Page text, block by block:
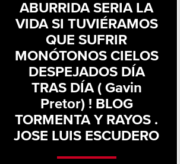
ABURRIDA SERIA LA
VIDA SI TUVIÉRAMOS
QUE SUFRIR
MONÓTONOS CIELOS
DESPEJADOS DÍA
TRAS DÍA ( Gavin
Pretor) ! BLOG
TORMENTA Y RAYOS .
JOSE LUIS ESCUDERO